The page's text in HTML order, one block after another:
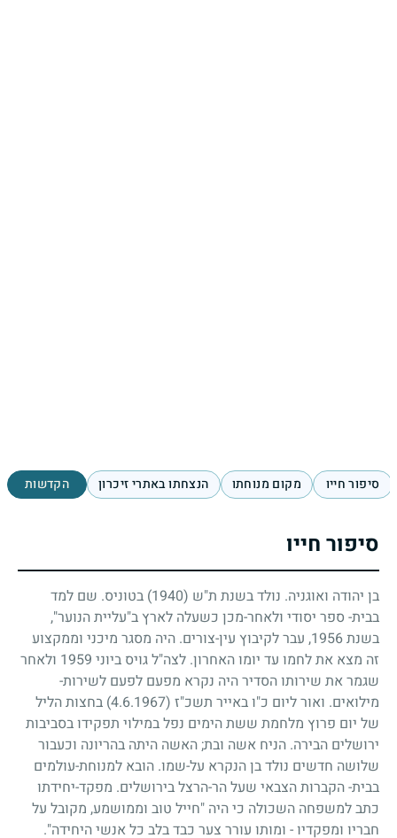
סיפור חייו מקום מנוחתו הנצחתו באתרי זיכרון הקדשות
סיפור חייו
בן יהודה ואוגניה. נולד בשנת ת"ש (1940)
בטוניס. שם למד
בבית- ספר יסודי ולאחר-מכן כשעלה לארץ ב"עליית הנוער",
בשנת1956, עבר לקיבוץ עין-צורים. היה מסגר מיכני וממקצוע
זה מצא את לחמו עד יומו האחרון. לצה"ל גויס ביוני 1959 ולאחר
שגמר את שירותו הסדיר היה נקרא מפעם לפעם לשירות-
מילואים. ואור ליום כ"ו באייר תשכ"ז (4.6.1967)
בחצות הליל
של יום פרוץ מלחמת ששת הימים נפל במילוי תפקידו בסביבות
ירושלים הבירה. הניח אשה ובת; האשה היתה בהריונה וכעבור
שלושה חדשים נולד בן הנקרא על-שמו. הובא למנוחת-עולמים
בבית- הקברות הצבאי שעל הר-הרצל בירושלים. מפקד-יחידתו
כתב למשפחה השכולה כי היה "חייל טוב וממושמע, מקובל על
חבריו ומפקדיו - ומותו עורר צער כבד בלב כל אנשי היחידה".